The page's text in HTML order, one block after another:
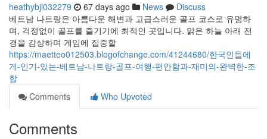
heathybjl032279 67 days ago News
Discuss
베트남 나트랑은 아름다운 해변과 고급스러운 골프 코스로 유명하
며, 걱정없이 골프를 즐기기에 최적인 곳입니다. 맑은 하늘 아래 전
경을 감상하며 게임에 집중할
https://maetteo012503.blogofchange.com/41244680/한국인들에
게-인기-있는-베트남-나트랑-골프-여행-편안함과-재미의-완벽한-조
합
Comments
Who Upvoted
Comments